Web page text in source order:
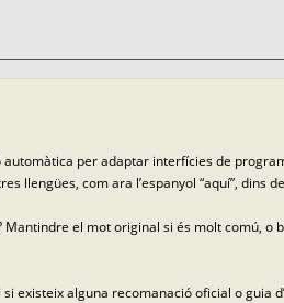
per adaptar interfícies de
llengües, com ara l’espanyol “aquí”, dins
el mot original si és molt comú, o
existeix alguna recomanació oficial o guia